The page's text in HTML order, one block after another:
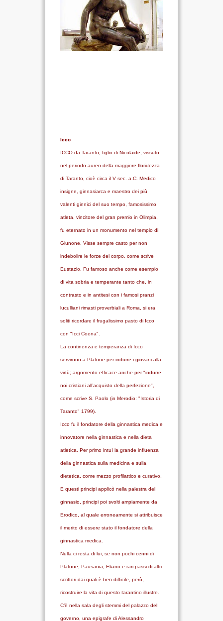
VISITE ED ESCURSIONI
RICONOSCIMENTI
Icco
ICCO da Taranto, figlio di Nicolaide, vissuto
nel periodo aureo della maggiore floridezza
di Taranto, cioè circa il V sec. a.C. Medico
insigne, ginnasiarca e maestro dei più
valenti ginnici del suo tempo, famosissimo
atleta, vincitore del gran premio in Olimpia,
fu eternato in un monumento nel tempio di
Giunone. Visse sempre casto per non
indebolire le forze del corpo, come scrive
Eustazio. Fu famoso anche come esempio
di vita sobria e temperante tanto che, in
contrasto e in antitesi con i famosi pranzi
luculliani rimasti proverbiali a Roma, si era
soliti ricordare il frugalissimo pasto di Icco
con "Icci Coena".
La continenza e temperanza di Icco
servirono a Platone per indurre i giovani alla
virtù; argomento efficace anche per "indurre
noi cristiani all’acquisto della perfezione",
come scrive S. Paolo (in Merodio: "Istoria di
Taranto" 1799).
Icco fu il fondatore della ginnastica medica e
innovatore nella ginnastica e nella dieta
atletica. Per primo intuì la grande influenza
della ginnastica sulla medicina e sulla
dietetica, come mezzo profilattico e curativo.
E questi principi applicò nella palestra del
ginnasio, principi poi svolti ampiamente da
Erodico, al quale erroneamente si attribuisce
il merito di essere stato il fondatore della
ginnastica medica.
Nulla ci resta di lui, se non pochi cenni di
Platone, Pausania, Eliano e rari passi di altri
scrittori dai quali è ben difficile, però,
ricostruire la vita di questo tarantino illustre.
C’è nella sala degli stemmi del palazzo del
governo, una epigrafe di Alessandro